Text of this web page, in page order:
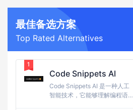
最佳备选方案
Top Rated Alternatives
Code Snippets AI
Code Snippets AI 是一种人工
智能技术，它能够理解编程语言